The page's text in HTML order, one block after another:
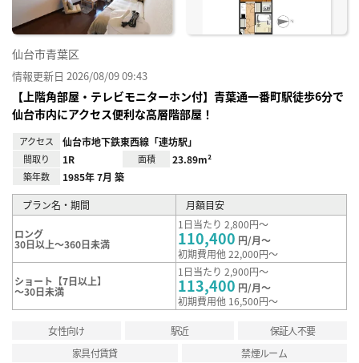
仙台市青葉区
情報更新日 2026/08/09 09:43
【上階角部屋・テレビモニターホン付】青葉通一番町駅徒歩6分で
仙台市内にアクセス便利な高層階部屋！
アクセス 仙台市地下鉄東西線「連坊駅」
間取り 1R 面積 23.89m²
築年数 1985年 7月 築
プラン名・期間 月額目安
ロング
30日以上～360日未満
1日当たり 2,800円～
110,400 円/月～
初期費用他 22,000円～
ショート【7日以上】
～30日未満
1日当たり 2,900円～
113,400 円/月～
初期費用他 16,500円～
女性向け 駅近
保証人不要
家具付賃貸
禁煙ルーム